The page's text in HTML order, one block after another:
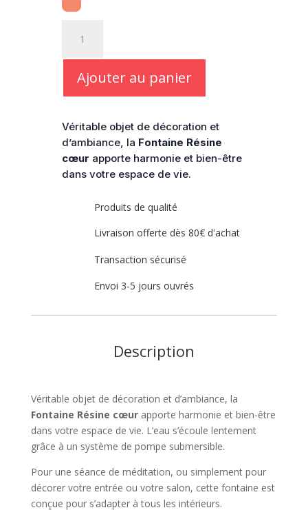
Fontaine
Résine
Ajouter au panier
Véritable objet de décoration et
d’ambiance, la Fontaine Résine
cœur apporte harmonie et bien-être
dans votre espace de vie.
Produits de qualité
Livraison offerte dès 80€ d'achat
Transaction sécurisé
Envoi 3-5 jours ouvrés
Description
Véritable objet de décoration et d’ambiance, la
Fontaine Résine cœur apporte harmonie et bien-être
dans votre espace de vie. L’eau s’écoule lentement
grâce à un système de pompe submersible.
Pour une séance de méditation, ou simplement pour
décorer votre entrée ou votre salon, cette fontaine est
conçue pour s’adapter à tous les intérieurs.